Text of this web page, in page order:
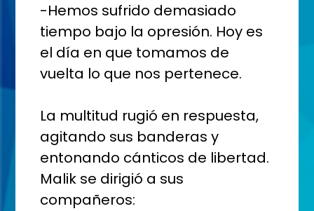
-Hemos sufrido demasiado
tiempo bajo la opresión. Hoy es
el día en que tomamos de
vuelta lo que nos pertenece.
La multitud rugió en respuesta,
agitando sus banderas y
entonando cánticos de libertad.
Malik se dirigió a sus
compañeros: